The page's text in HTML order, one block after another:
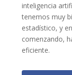
inteligencia
tenemos muy
estadístico, y
comenzando,
eficiente.